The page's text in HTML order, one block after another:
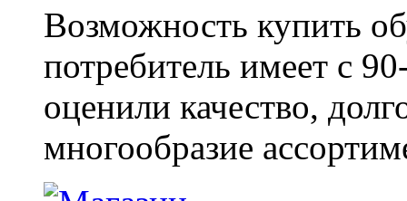
Возможность купить
потребитель имеет с
оценили качество,
многообразие